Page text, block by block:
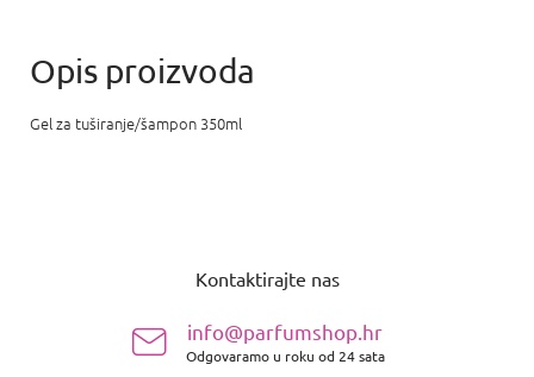
Gel za tuširanje/šampon 350ml
Kontaktirajte nas
info@parfumshop.hr
Odgovaramo u roku od 24 sata